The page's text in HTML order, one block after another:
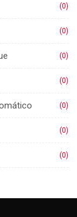
(0)
(0)
(0)
(0)
(0)
(0)
(0)